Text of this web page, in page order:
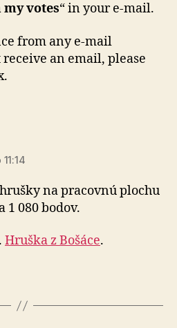
votes“ in your e-mail.
from any e-mail
receive an email, please
na pracovnú plochu
1 080 bodov.
Hruška z Bošáce.